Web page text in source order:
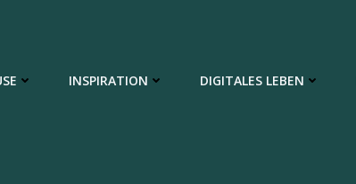
INSPIRATION DIGITALES LEBEN